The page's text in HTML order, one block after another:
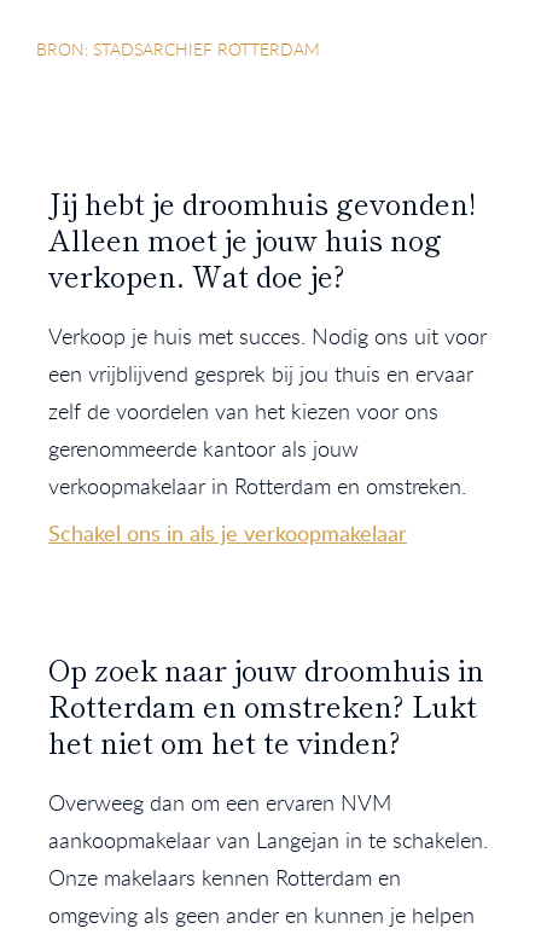
BRON: STADSARCHIEF ROTTERDAM
Jij hebt je droomhuis gevonden!
Alleen moet je jouw huis nog
verkopen. Wat doe je?
Verkoop je huis met succes. Nodig ons uit voor
een vrijblijvend gesprek bij jou thuis en ervaar
zelf de voordelen van het kiezen voor ons
gerenommeerde kantoor als jouw
verkoopmakelaar in Rotterdam en omstreken.
Schakel ons in als je verkoopmakelaar
Op zoek naar jouw droomhuis in
Rotterdam en omstreken? Lukt
het niet om het te vinden?
Overweeg dan om een ervaren NVM
aankoopmakelaar van Langejan in te schakelen.
Onze makelaars kennen Rotterdam en
omgeving als geen ander en kunnen je helpen